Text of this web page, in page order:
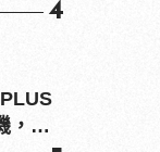
4
，在